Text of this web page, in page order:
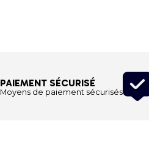
PAIEMENT SÉCURISÉ
Moyens de paiement sécurisés